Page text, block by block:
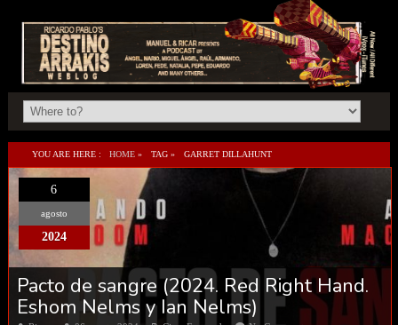
YOU ARE HERE : HOME » TAG » GARRET DILLAHUNT
6
agosto
2024
Pacto de sangre (2024. Red Right Hand.
Eshom Nelms y Ian Nelms)